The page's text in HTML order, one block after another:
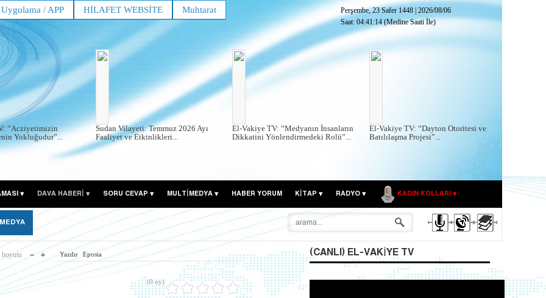
Perşembe, 23 Safer 1448 2026/08/06
Saat: 04:41:15(Medine Saati İle)
Uygulama / APP HİLAFET WEBSİTE Muhtarat
“Acziyetimizin
Yokluğudur”...
Sudan Vilayeti: Temmuz 2026 Ayı
Faaliyet ve Etkinlikleri...
El-Vakiye TV: “Medyanın İnsanların
Dikkatini Yönlendirmedeki Rolü”...
El-Vakiye TV: “Dayton Otoritesi ve
Batılılaşma Projesi”...
DAVA HABERİ SORU CEVAP MULTİMEDYA HABER YORUM KITAP RADYO KADIN KOLLARI
boyutu Yazdır Eposta
(0 oy)
(CANLI) EL-VAKIYE TV